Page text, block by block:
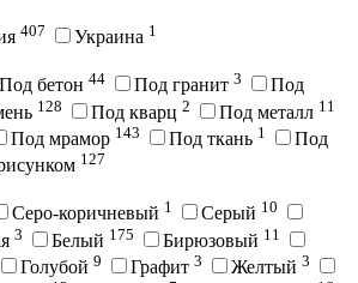
407 Украина 1
Под бетон 44 Под гранит 3
Под
128 Под кварц 2 Под металл 11
Под мрамор 143 Под ткань 1
Под
127
Cеро-коричневый 1 Cерый 10
3 Белый 175 Бирюзовый 11
Голубой 9 Графит 3 Желтый 3